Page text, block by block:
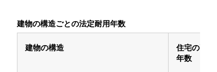
建物の構造ごとの法定耐用年数
建物の構造
住宅の耐用
年数